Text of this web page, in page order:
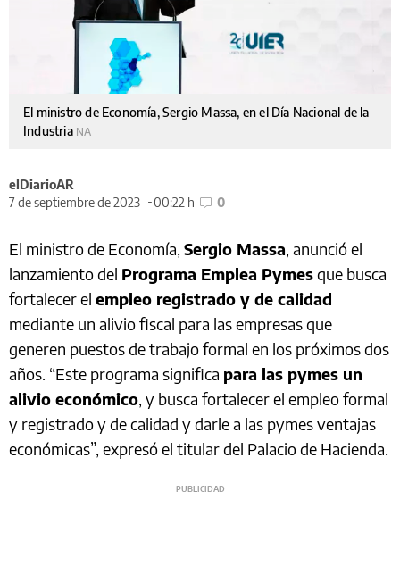
El ministro de Economía, Sergio Massa, en el Día Nacional de la
Industria NA
elDiarioAR
7 de septiembre de 2023
00:22 h 0
El ministro de Economía, Sergio Massa, anunció el
lanzamiento del Programa Emplea Pymesque busca
fortalecer el empleo registrado y de calidad
mediante un alivio fiscal para las empresas que
generen puestos de trabajo formal en los próximos dos
años. “Este programa significa para las pymes un
alivio económico, y busca fortalecer el empleo formal
y registrado y de calidad y darle a las pymes ventajas
económicas”, expresó el titular del Palacio de Hacienda.